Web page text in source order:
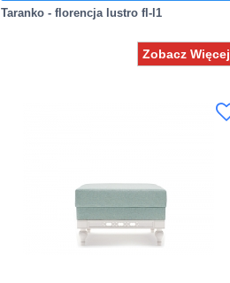
Taranko - florencja lustro fl-l1
Zobacz Więcej